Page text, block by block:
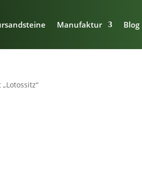
Manufaktur Blog